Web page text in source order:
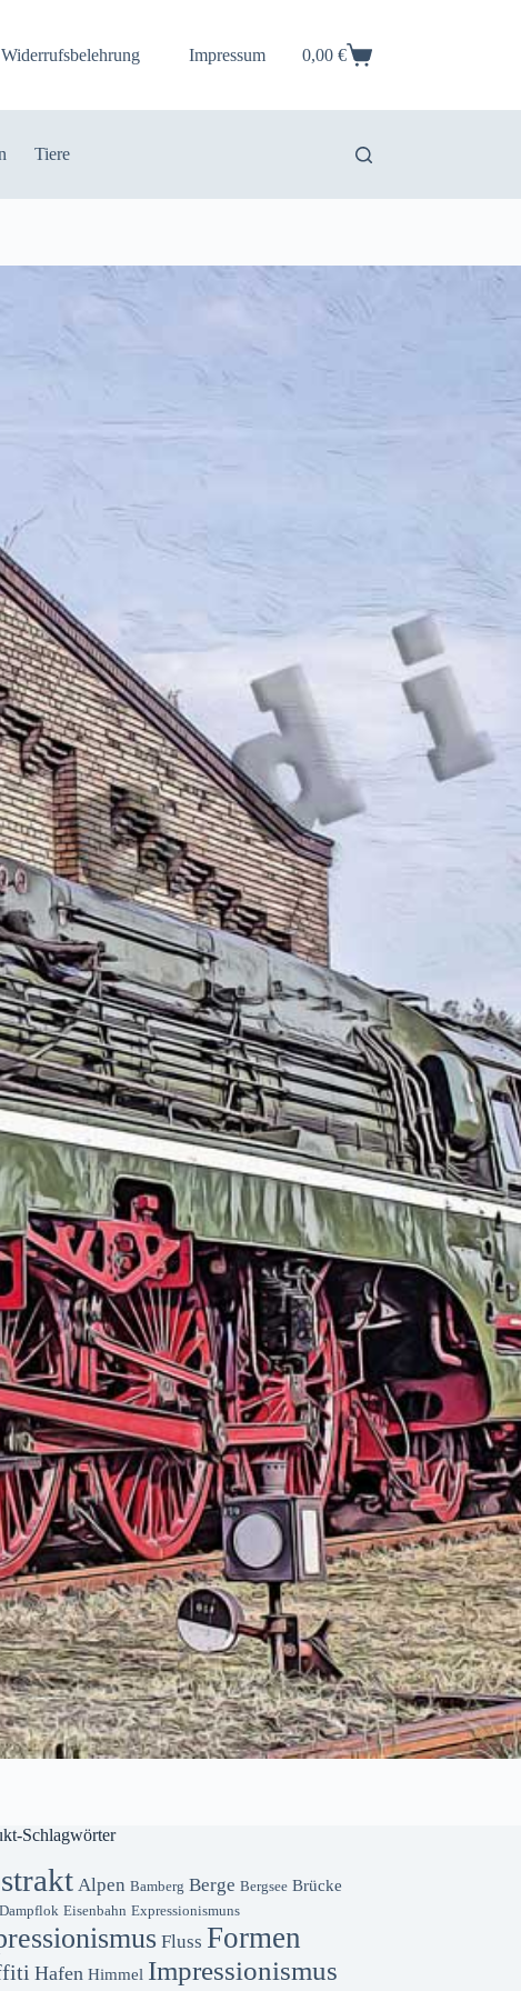
Widerrufsbelehrung Impressum Warenkorb
0,00 €
Tiere
Schlagwörter
Alpen Bamberg Berge Bergsee Brücke
Dampflok Eisenbahn Expressionismuns
Fluss Formen
Hafen Himmel Impressionismus